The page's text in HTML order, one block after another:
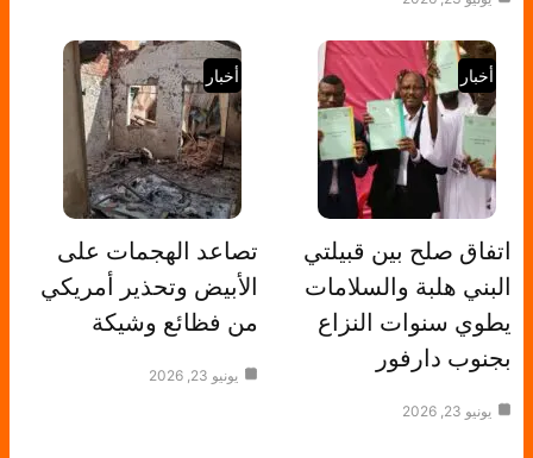
أخبار
اتفاق صلح بين قبيلتي
البني هلبة والسلامات
يطوي سنوات النزاع
بجنوب دارفور
يونيو 23, 2026
أخبار
تصاعد الهجمات على
الأبيض وتحذير أمريكي
من فظائع وشيكة
يونيو 23, 2026